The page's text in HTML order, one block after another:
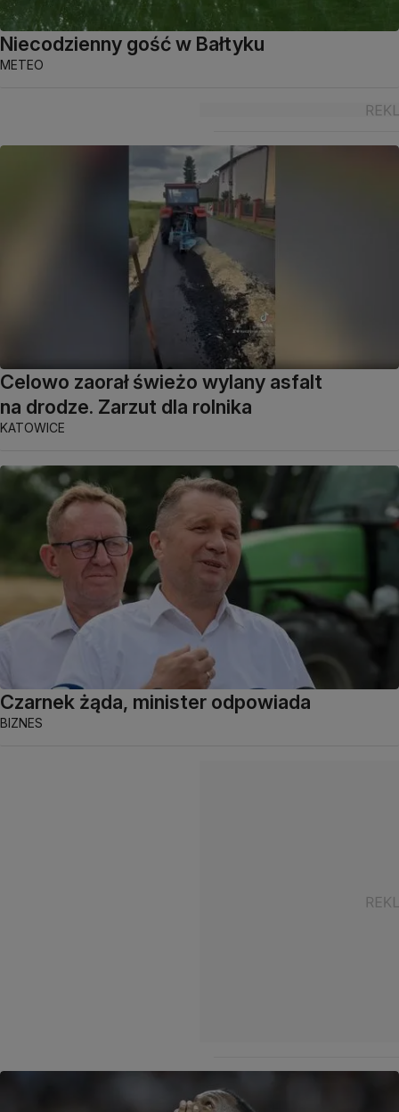
Niecodzienny gość w Bałtyku
METEO
Celowo zaorał świeżo wylany asfalt
na drodze. Zarzut dla rolnika
KATOWICE
Czarnek żąda, minister odpowiada
BIZNES